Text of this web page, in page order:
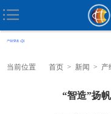
当前位置 首页 > 新闻 > 产
“智造”扬